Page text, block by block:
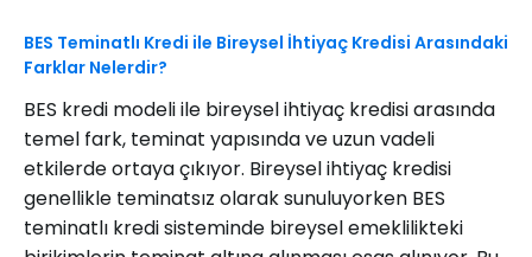
BES Teminatlı Kredi ile Bireysel İhtiyaç Kredisi Arasındaki
Farklar Nelerdir?
BES kredi modeli ile bireysel ihtiyaç kredisi arasında
temel fark, teminat yapısında ve uzun vadeli
etkilerde ortaya çıkıyor. Bireysel ihtiyaç kredisi
genellikle teminatsız olarak sunuluyorken BES
teminatlı kredi sisteminde bireysel emeklilikteki